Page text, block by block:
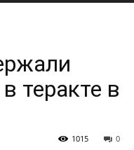
теракте в
0
1015